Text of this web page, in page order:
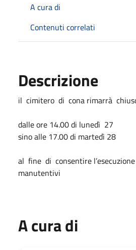
A cura di
Contenuti correlati
Descrizione
il cimitero di cona rimarrà
dalle ore 14.00 di lunedì 27
sino alle 17.00 di martedì 28
al fine di consentire
manutentivi
A cura di